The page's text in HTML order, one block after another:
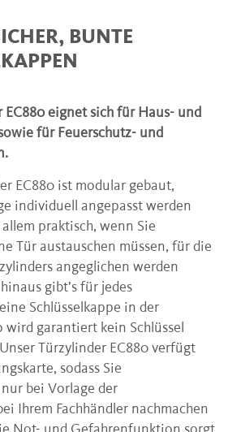
BUNTE
EC880 eignet sich für Haus- und
für Feuerschutz- und
EC880 ist modular gebaut,
individuell angepasst werden
praktisch, wenn Sie
Tür austauschen müssen, für die
angeglichen werden
gibt’s für jedes
Schlüsselkappe in der
wird garantiert kein Schlüssel
Türzylinder EC880 verfügt
sodass Sie
bei Vorlage der
Ihrem Fachhändler nachmachen